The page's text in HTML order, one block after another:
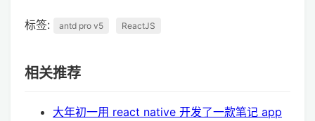
标签: antd pro v5 ReactJS
相关推荐
大年初一用 react native 开发了一款笔记 app